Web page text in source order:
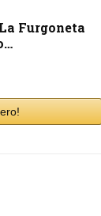
Furgoneta